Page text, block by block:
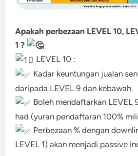
Apakah perbezaan LEVEL 10,
1 ?
LEVEL 10 :
Kadar keuntungan jualan
daripada LEVEL 9 dan kebawah.
Boleh mendaftarkan LEVEL
had (yuran pendaftaran 100%
Perbezaan % dengan
LEVEL 1) akan menjadi passive